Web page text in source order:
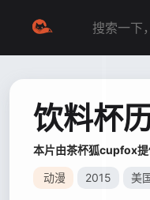
饮料杯
本片由茶杯狐cupfox提
动漫 2015 美